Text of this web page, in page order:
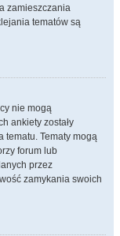
zamieszczania
tematów są
nie mogą
ankiety zostały
tematu. Tematy mogą
forum lub
przez
zamykania swoich